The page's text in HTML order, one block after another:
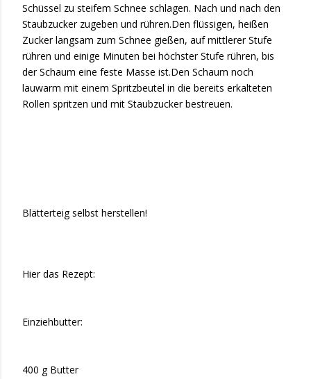
Schüssel zu steifem Schnee schlagen. Nach und nach den
Staubzucker zugeben und rühren.Den flüssigen, heißen
Zucker langsam zum Schnee gießen, auf mittlerer Stufe
rühren und einige Minuten bei höchster Stufe rühren, bis
der Schaum eine feste Masse ist.Den Schaum noch
lauwarm mit einem Spritzbeutel in die bereits erkalteten
Rollen spritzen und mit Staubzucker bestreuen.
Blätterteigselbst herstellen!
Hier das Rezept:
Einziehbutter:
400 g Butter